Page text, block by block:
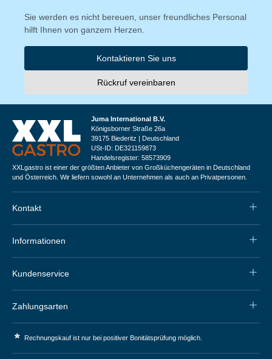
Sie werden es nicht bereuen, unser freundliches Personal
hilft Ihnen von ganzem Herzen.
Kontaktieren Sie uns
Rückruf vereinbaren
Juma International B.V.
Königsborner Straße 26a
39175 Biederitz | Deutschland
USt-ID: DE321159873
Handelsregister: 58573909
XXLgastro ist einer der größten Anbieter von Großküchengeräten in Deutschland
und Österreich. Wir liefern sowohl an Unternehmen als auch an Privatpersonen.
Kontakt
Informationen
Kundenservice
Zahlungsarten
* Rechnungskauf ist nur bei positiver Bonitätsprüfung möglich.